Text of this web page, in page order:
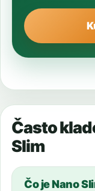
Často
Slim
Čo je Nano